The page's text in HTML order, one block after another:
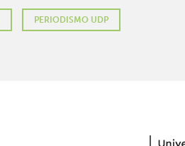
PERIODISMO UDP